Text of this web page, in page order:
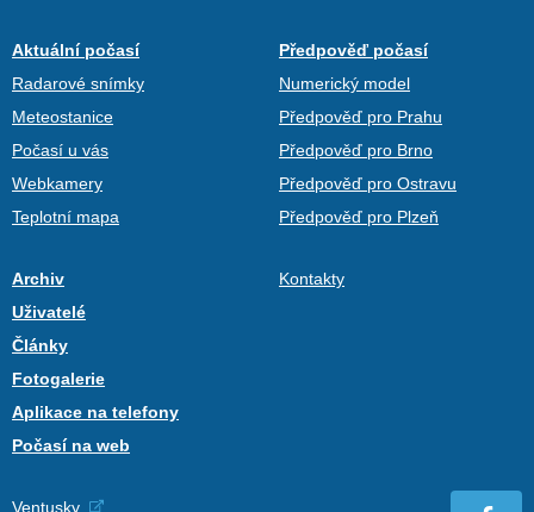
Aktuální počasí
Radarové snímky
Meteostanice
Počasí u vás
Webkamery
Teplotní mapa
Předpověď počasí
Numerický model
Předpověď pro Prahu
Předpověď pro Brno
Předpověď pro Ostravu
Předpověď pro Plzeň
Archiv
Uživatelé
Články
Fotogalerie
Aplikace na telefony
Počasí na web
Kontakty
Ventusky